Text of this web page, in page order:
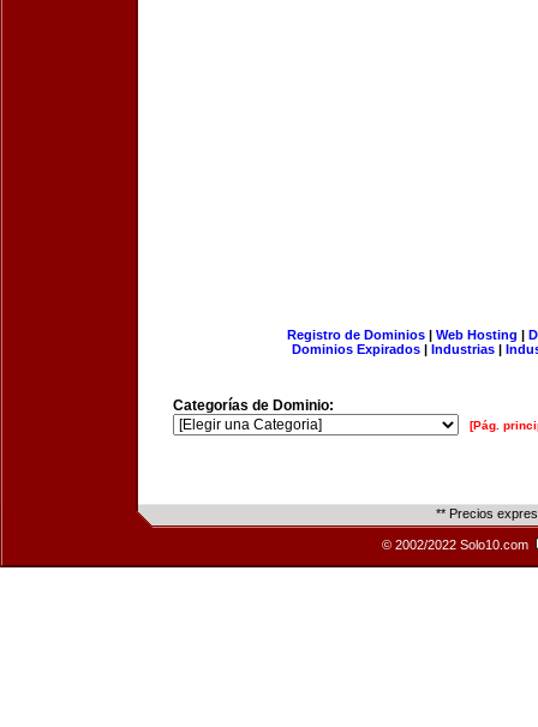
Registro de Dominios| Web Hosting |
Dominios Expirados | Industrias |
Categorías de Dominio:
[Pág.
** Precios
© 2002/2022 Solo10.com